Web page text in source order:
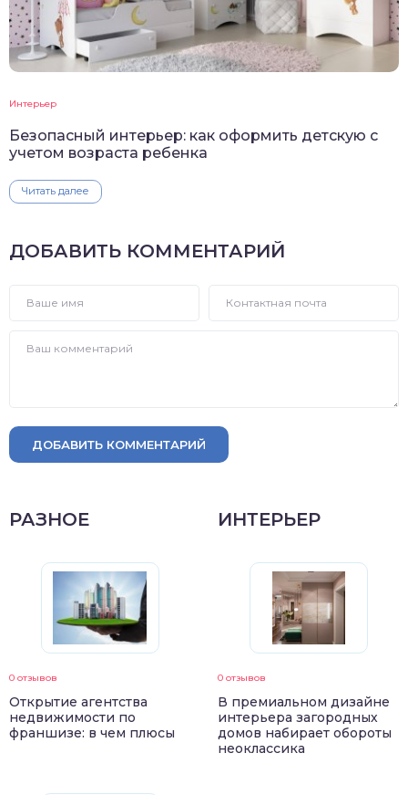
Интерьер
Безопасный интерьер: как оформить детскую с
учетом возраста ребенка
Читать далее
ДОБАВИТЬ КОММЕНТАРИЙ
ДОБАВИТЬ КОММЕНТАРИЙ
РАЗНОЕ
0 отзывов
Открытие агентства
недвижимости по
франшизе: в чем плюсы
ИНТЕРЬЕР
0 отзывов
В премиальном дизайне
интерьера загородных
домов набирает обороты
неоклассика